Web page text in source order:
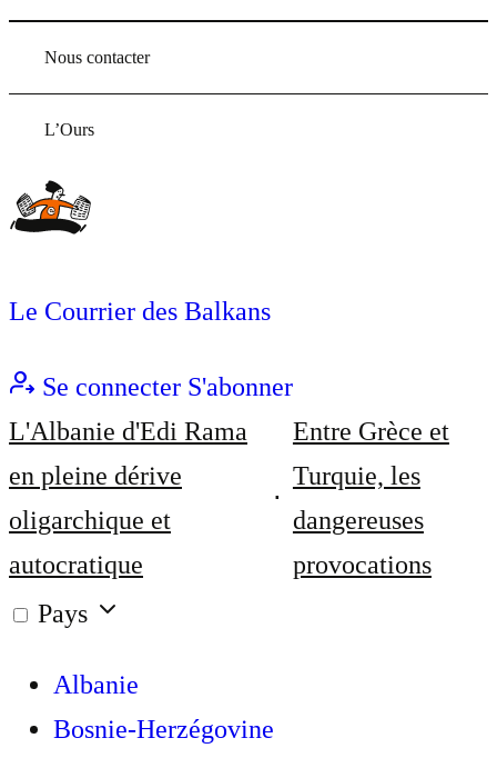
Nous contacter
L’Ours
Le Courrier des Balkans
Se connecter S'abonner
L'Albanie d'Edi Rama
en pleine dérive
oligarchique et
autocratique
Entre Grèce et
Turquie, les
dangereuses
provocations
Pays
Albanie
Bosnie-Herzégovine